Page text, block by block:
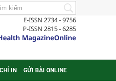
E-ISSN 2734 - 9756
P-ISSN 2815 - 6285
MagazineOnline
IN GỬI BÀI ONLINE